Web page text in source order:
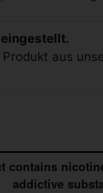
aus
contains
addictive